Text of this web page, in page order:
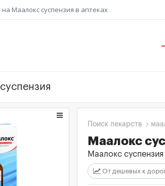
Маалокс суспензия в аптеках
Поиск лекарств
Маалокс
Маалокс
От дешевых к